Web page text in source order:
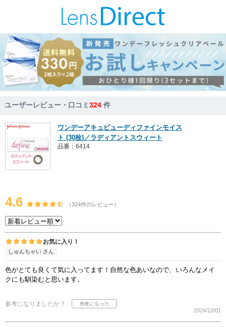
ユーザーレビュー・口コミ324 件
ワンデーアキュビューディファインモイス
ト (30枚)／ラディアントスウィート
品番：6414
4.6 （324件のレビュー）
お気に入り！
しゅんちゃい さん
色がとても良くて気に入ってます！自然な色あいなので、いろんなメイ
クにも馴染むと思います。
参考になりましたか？
2024/12/01